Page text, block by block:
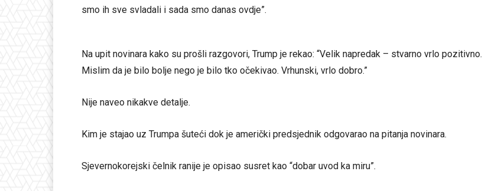
smo ih sve svladali i sada smo danas ovdje”.
Na upit novinara kako su prošli razgovori, Trump je rekao: “Velik napredak – stvarno vrlo pozitivno.
Mislim da je bilo bolje nego je bilo tko očekivao. Vrhunski, vrlo dobro.”
Nije naveo nikakve detalje.
Kim je stajao uz Trumpa šuteći dok je američki predsjednik odgovarao na pitanja novinara.
Sjevernokorejski čelnik ranije je opisao susret kao “dobar uvod ka miru”.